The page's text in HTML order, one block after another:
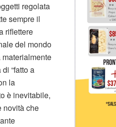
regolata
sempre il
riflettere
del mondo
“fatto a
la
è inevitabile,
novità che